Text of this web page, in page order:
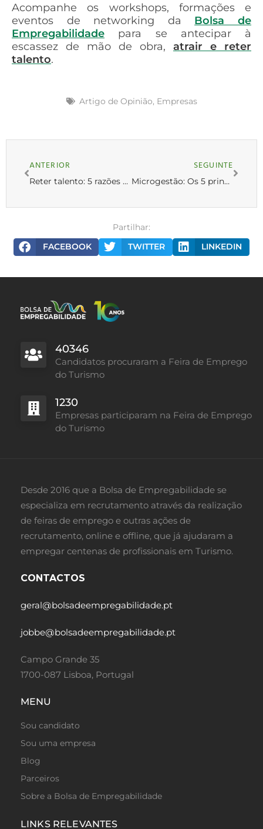
Acompanhe os workshops, formações e
eventos de networking da Bolsa de
Empregabilidade para se antecipar à
escassez de mão de obra, atrair e reter
talento.
Artigo de Opinião, Empresas
ANTERIOR
Reter talento: 5 razões para tratar os colaboradores como clientes
SEGUINTE
Microgestão: Os 5 principais sinais de alerta
Partilhar:
FACEBOOK
TWITTER LINKEDIN
40346
Candidatos procuraram a Feira de Emprego
do Turismo
1230
Empresas participaram na Feira de Emprego
do Turismo
Desde 2016 que a Bolsa de Empregabilidade se
especializa em recrutamento através da realização
de feiras de emprego e outras ações de
recrutamento, online e offline, que já ajudaram a
empregar centenas de profissionais em Turismo.
CONTACTOS
geral@bolsadeempregabilidade.pt
jobbe@bolsadeempregabilidade.pt
Campo Grande 35
1700-087 Lisboa, Portugal
MENU
Sou candidato
Sou uma empresa
Blog
Parceiros
Sobre a Bolsa de Empregabilidade
LINKS RELEVANTES